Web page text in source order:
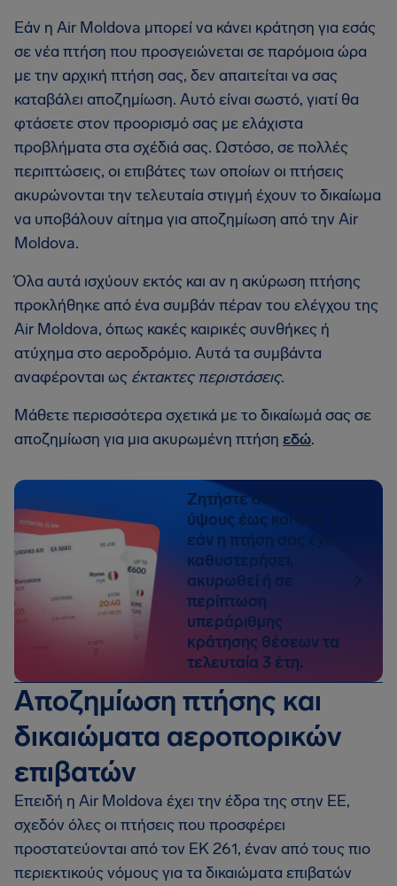
Εάν η Air Moldova μπορεί να κάνει κράτηση για εσάς
σε νέα πτήση που προσγειώνεται σε παρόμοια ώρα
με την αρχική πτήση σας, δεν απαιτείται να σας
καταβάλει αποζημίωση. Αυτό είναι σωστό, γιατί θα
φτάσετε στον προορισμό σας με ελάχιστα
προβλήματα στα σχέδιά σας. Ωστόσο, σε πολλές
περιπτώσεις, οι επιβάτες των οποίων οι πτήσεις
ακυρώνονται την τελευταία στιγμή έχουν το δικαίωμα
να υποβάλουν αίτημα για αποζημίωση από την Air
Moldova.
Όλα αυτά ισχύουν εκτός και αν η ακύρωση πτήσης
προκλήθηκε από ένα συμβάν πέραν του ελέγχου της
Air Moldova, όπως κακές καιρικές συνθήκες ή
ατύχημα στο αεροδρόμιο. Αυτά τα συμβάντα
αναφέρονται ως έκτακτες περιστάσεις.
Μάθετε περισσότερα σχετικά με το δικαίωμά σας σε
αποζημίωση για μια ακυρωμένη πτήση εδώ.
Ζητήστε αποζημίωση
ύψους έως και 600 €,
εάν η πτήση σας έχει
καθυστερήσει,
ακυρωθεί ή σε
περίπτωση
υπεράριθμης
κράτησης θέσεων τα
τελευταία 3 έτη.
Αποζημίωση πτήσης και
δικαιώματα αεροπορικών
επιβατών
Επειδή η Air Moldova έχει την έδρα της στην ΕΕ,
σχεδόν όλες οι πτήσεις που προσφέρει
προστατεύονται από τον EΚ 261, έναν από τους πιο
περιεκτικούς νόμους για τα δικαιώματα επιβατών